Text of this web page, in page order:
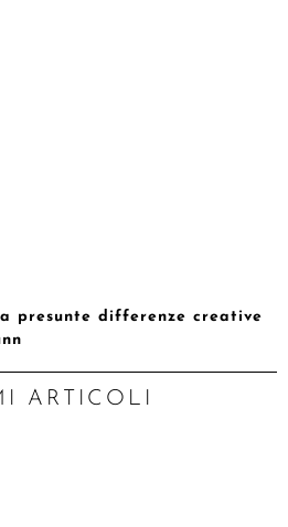
presunte differenze creative
ARTICOLI